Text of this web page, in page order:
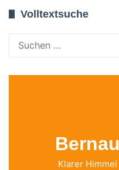
Volltextsuche
Bernau
Klarer Himmel